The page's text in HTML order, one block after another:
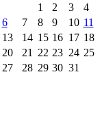
1
2 3
4
6 7 8 9 10 11
13 14 15 16 17 18
20 21 22 23 24 25
27 28 29 30 31